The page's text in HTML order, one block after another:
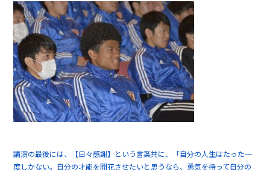
講演の最後には、【日々感謝】という言葉共に、「自分の人生はたった一
度しかない。自分の才能を開花させたいと思うなら、勇気を持って自分の